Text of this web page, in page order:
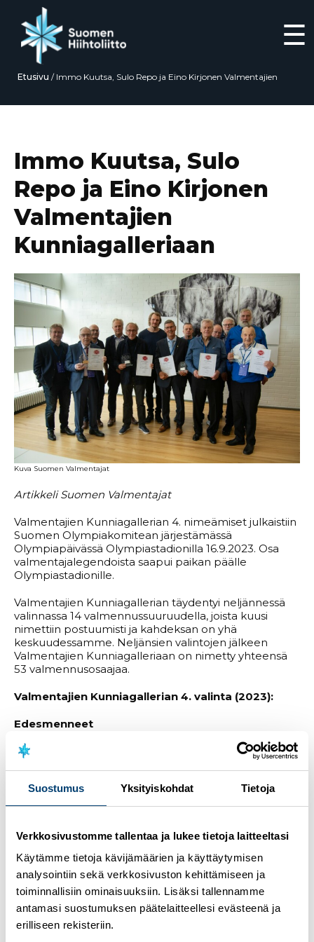
Suostumus Yksityiskohdat Tietoja
Verkkosivustomme tallentaa ja lukee tietoja laitteeltasi
Käytämme tietoja kävijämäärien ja käyttäytymisen
analysointiin sekä verkkosivuston kehittämiseen ja
toiminnallisiin ominaisuuksiin. Lisäksi tallennamme
antamasi suostumuksen päätelaitteellesi evästeenä ja
erilliseen rekisteriin.
☰
Etusivu / Immo Kuutsa, Sulo Repo ja Eino Kirjonen Valmentajien
Immo Kuutsa, Sulo
Repo ja Eino Kirjonen
Valmentajien
Kunniagalleriaan
Kuva Suomen Valmentajat
Artikkeli Suomen Valmentajat
Valmentajien Kunniagallerian 4. nimeämiset julkaistiin
Suomen Olympiakomitean järjestämässä
Olympiapäivässä Olympiastadionilla 16.9.2023. Osa
valmentajalegendoista saapui paikan päälle
Olympiastadionille.
Valmentajien Kunniagallerian täydentyi neljännessä
valinnassa 14 valmennussuuruudella, joista kuusi
nimettiin postuumisti ja kahdeksan on yhä
keskuudessamme. Neljänsien valintojen jälkeen
Valmentajien Kunniagalleriaan on nimetty yhteensä
53 valmennusosaajaa.
Valmentajien Kunniagallerian 4. valinta (2023):
Edesmenneet
Eino Kirjonen, mäkihyppy
Heikki Montonen, lentopallo
Juhani Wahlsten, jääkiekko, ringette
Leo Pusa, yleisurheilu
Immo Kuutsa, maastohiihto, ampumahiihto
Jorma Kivinen, judo
Sulo Repo, maastohiihto
Toivo Sillanpää, paini